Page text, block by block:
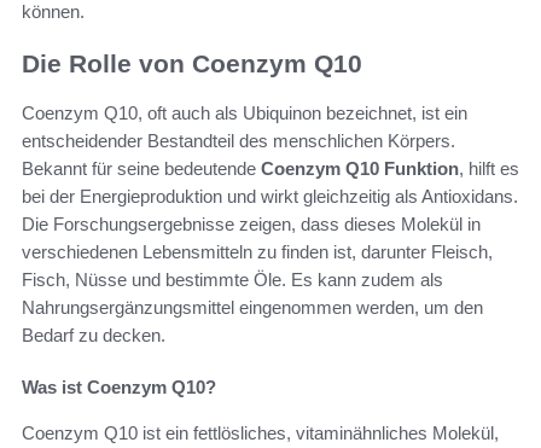
können.
Die Rolle von Coenzym Q10
Coenzym Q10, oft auch als Ubiquinon bezeichnet, ist ein
entscheidender Bestandteil des menschlichen Körpers.
Bekannt für seine bedeutende Coenzym Q10 Funktion, hilft es
bei der Energieproduktion und wirkt gleichzeitig als Antioxidans.
Die Forschungsergebnisse zeigen, dass dieses Molekül in
verschiedenen Lebensmitteln zu finden ist, darunter Fleisch,
Fisch, Nüsse und bestimmte Öle. Es kann zudem als
Nahrungsergänzungsmittel eingenommen werden, um den
Bedarf zu decken.
Was ist Coenzym Q10?
Coenzym Q10 ist ein fettlösliches, vitaminähnliches Molekül,